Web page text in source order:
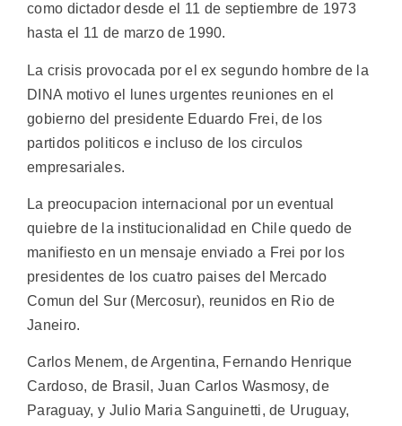
como dictador desde el 11 de septiembre de 1973
hasta el 11 de marzo de 1990.
La crisis provocada por el ex segundo hombre de la
DINA motivo el lunes urgentes reuniones en el
gobierno del presidente Eduardo Frei, de los
partidos politicos e incluso de los circulos
empresariales.
La preocupacion internacional por un eventual
quiebre de la institucionalidad en Chile quedo de
manifiesto en un mensaje enviado a Frei por los
presidentes de los cuatro paises del Mercado
Comun del Sur (Mercosur), reunidos en Rio de
Janeiro.
Carlos Menem, de Argentina, Fernando Henrique
Cardoso, de Brasil, Juan Carlos Wasmosy, de
Paraguay, y Julio Maria Sanguinetti, de Uruguay,